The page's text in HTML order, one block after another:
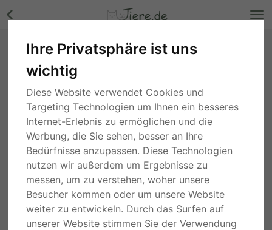
Ihre Privatsphäre ist uns
wichtig
Diese Website verwendet Cookies und
Targeting Technologien um Ihnen ein besseres
Internet-Erlebnis zu ermöglichen und die
Werbung, die Sie sehen, besser an Ihre
Bedürfnisse anzupassen. Diese Technologien
nutzen wir außerdem um Ergebnisse zu
messen, um zu verstehen, woher unsere
Besucher kommen oder um unsere Website
weiter zu entwickeln. Durch das Surfen auf
unserer Website stimmen Sie der Verwendung
Maestro - lieb, verschmust, Sharpei - Rüde
Bilder
Hessen , vor 3 Jahren